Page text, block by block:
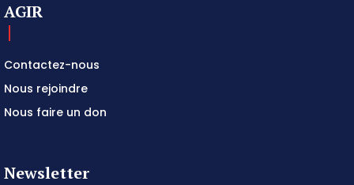
AGIR
Contactez-nous
Nous rejoindre
Nous faire un don
Newsletter